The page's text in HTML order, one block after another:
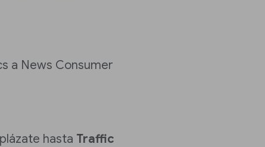
a News Consumer
hasta Traffic